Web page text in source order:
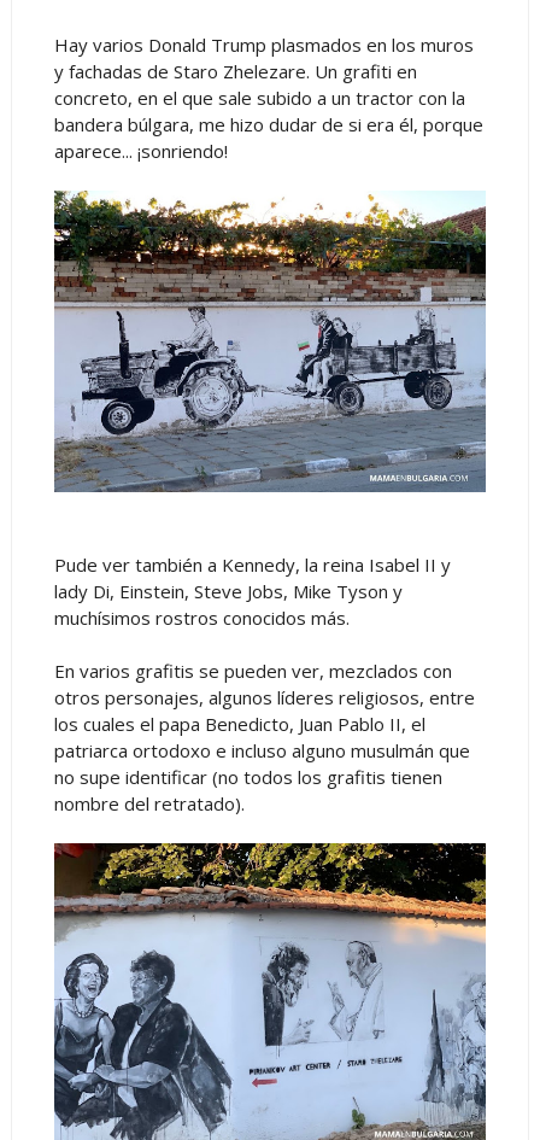
Hay varios Donald Trump plasmados en los muros
y fachadas de Staro Zhelezare. Un grafiti en
concreto, en el que sale subido a un tractor con la
bandera búlgara, me hizo dudar de si era él, porque
aparece... ¡sonriendo!
Pude ver también a Kennedy, la reina Isabel II y
lady Di, Einstein, Steve Jobs, Mike Tyson y
muchísimos rostros conocidos más.
En varios grafitis se pueden ver, mezclados con
otros personajes, algunos líderes religiosos, entre
los cuales el papa Benedicto, Juan Pablo II, el
patriarca ortodoxo e incluso alguno musulmán que
no supe identificar (no todos los grafitis tienen
nombre del retratado).